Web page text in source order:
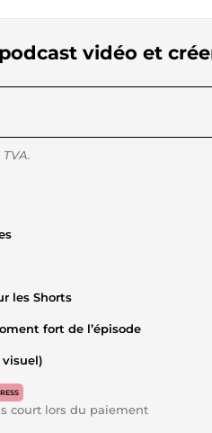
vidéo et
les Shorts
fort de l’épisode
visuel)
court lors du paiement